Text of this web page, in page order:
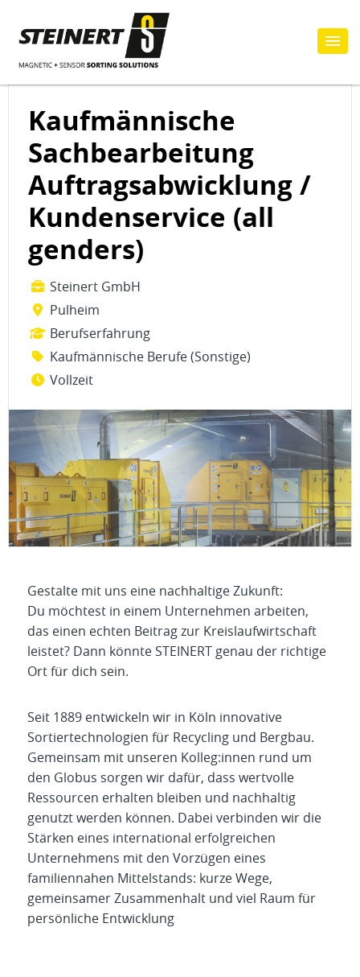
Kaufmännische
Sachbearbeitung
Auftragsabwicklung /
Kundenservice (all
genders)
Steinert GmbH
Pulheim
Berufserfahrung
Kaufmännische Berufe (Sonstige)
Vollzeit
Gestalte mit uns eine nachhaltige Zukunft:
Du möchtest in einem Unternehmen arbeiten,
das einen echten Beitrag zur Kreislaufwirtschaft
leistet? Dann könnte STEINERT genau der richtige
Ort für dich sein.
Seit 1889 entwickeln wir in Köln innovative
Sortiertechnologien für Recycling und Bergbau.
Gemeinsam mit unseren Kolleg:innen rund um
den Globus sorgen wir dafür, dass wertvolle
Ressourcen erhalten bleiben und nachhaltig
genutzt werden können. Dabei verbinden wir die
Stärken eines international erfolgreichen
Unternehmens mit den Vorzügen eines
familiennahen Mittelstands: kurze Wege,
gemeinsamer Zusammenhalt und viel Raum für
persönliche Entwicklung